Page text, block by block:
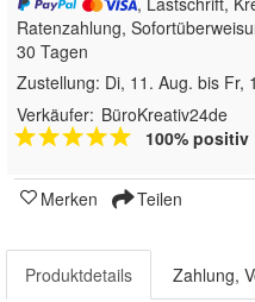
Ratenzahlung,
30 Tagen
Zustellung: Di, 11. Aug. bis Fr,
Verkäufer: BüroKreativ24de
100% positiv
Merken Teilen
Produktdetails Zahlung,